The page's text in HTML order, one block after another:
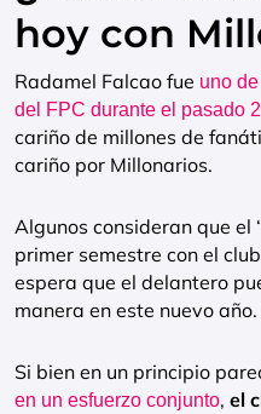
hoy con
Radamel Falcao fue uno
del FPC durante el pasado
cariño de millones de
cariño por Millonarios.
Algunos consideran que el
primer semestre con el
espera que el delantero
manera en este nuevo año.
Si bien en un principio
en un esfuerzo conjunto, el